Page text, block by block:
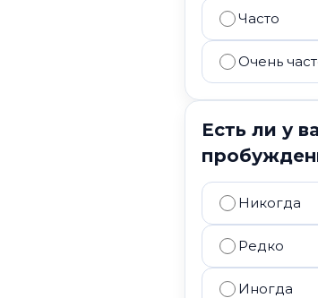
Часто
Очень
Есть ли у
Никогда
Редко
Иногда